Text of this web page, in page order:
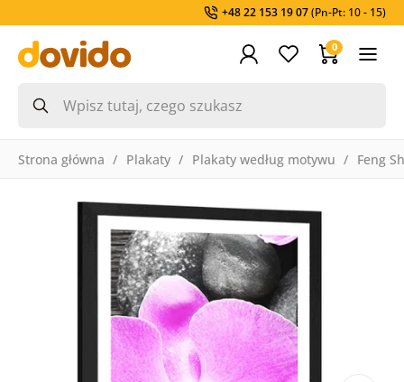
+48 22 153 19 07(Pn-Pt: 10 - 15)
0
Strona główna Plakaty Plakaty według motywu Feng